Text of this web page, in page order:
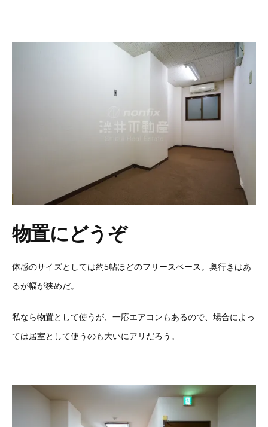
物置にどうぞ
体感のサイズとしては約5帖ほどのフリースペース。奥行きはあ
るが幅が狭めだ。
私なら物置として使うが、一応エアコンもあるので、場合によっ
ては居室として使うのも大いにアリだろう。